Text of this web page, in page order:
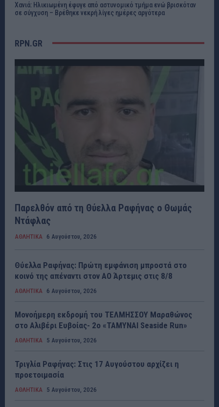
Χανιά: Ηλικιωμένη έφυγε από αστυνομικό τμήμα ενώ βρισκόταν
σε σύγχυση – Βρέθηκε νεκρή λίγες ημέρες αργότερα
RPN.GR
Παρελθόν από τη Θύελλα Ραφήνας ο Θωμάς
Ντάφλας
ΑΘΛΗΤΙΚΑ 6 Αυγούστου, 2026
Θύελλα Ραφήνας: Πρώτη εμφάνιση μπροστά στο
κοινό της απέναντι στον ΑΟ Άρτεμις στις 8/8
ΑΘΛΗΤΙΚΑ 6 Αυγούστου, 2026
Μονοήμερη εκδρομή του ΤΕΛΜΗΣΣΟΥ Μαραθώνος
στο Αλιβέρι Ευβοίας- 2ο «ΤΑΜΥΝΑΙ Seaside Run»
ΑΘΛΗΤΙΚΑ 5 Αυγούστου, 2026
Τριγλία Ραφήνας: Στις 17 Αυγούστου αρχίζει η
προετοιμασία
ΑΘΛΗΤΙΚΑ 5 Αυγούστου, 2026